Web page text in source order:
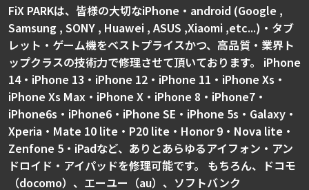
FiX PARKは、皆様の大切なiPhone・android (Google ,
Samsung , SONY , Huawei , ASUS ,Xiaomi ,etc...)・タブ
レット・ゲーム機をベストプライスかつ、高品質・業界ト
ップクラスの技術力で修理させて頂いております。 iPhone
14・iPhone 13・iPhone 12・iPhone 11・iPhone Xs・
iPhone Xs Max・iPhone X・iPhone 8・iPhone7・
iPhone6s・iPhone6・iPhone SE・iPhone 5s・Galaxy・
Xperia・Mate 10 lite・P20 lite・Honor 9・Nova lite・
Zenfone 5・iPadなど、ありとあらゆるアイフォン・アン
ドロイド・アイパッドを修理可能です。 もちろん、ドコモ
（docomo）、エーユー（au）、ソフトバンク